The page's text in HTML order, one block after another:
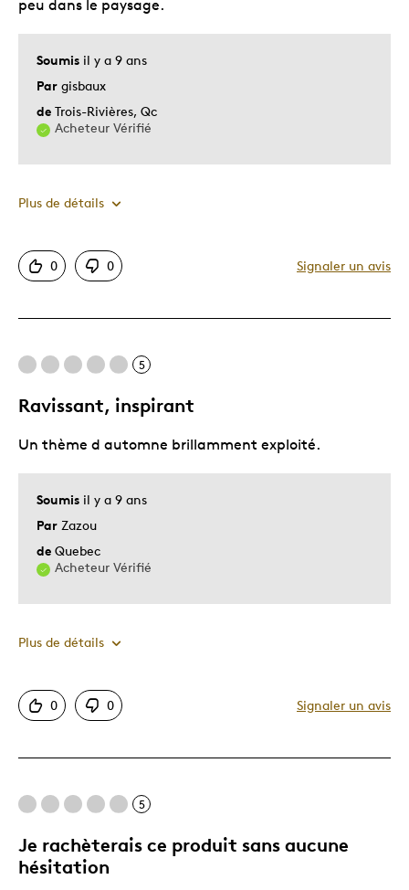
Soumis il y a 9 ans
Par gisbaux
de Trois-Rivières, Qc
Acheteur Vérifié
peu dans le paysage.
Plus de détails
Le pour
Très bonne qualité
Le contre
Trop petit
Décrivez-vous
Guidé par la qualité, la beauté de la
0 0 Signaler un avis
5
Ravissant, inspirant
Soumis il y a 9 ans
Par Zazou
de Quebec
Acheteur Vérifié
Un thème d automne brillamment exploité.
Plus de détails
Le pour
0 0 Signaler un avis
5
Je rachèterais ce produit sans aucune
hésitation